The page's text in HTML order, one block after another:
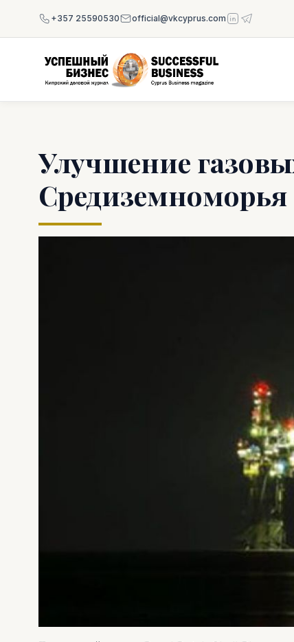
+357 25590530 official@vkcyprus.com
Улучшение
Средиземноморья